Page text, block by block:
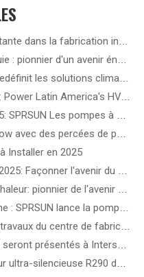
Rejoignez SPRSUN à février 2025: Power Latin America's HVAC Future!
Installer en 2025